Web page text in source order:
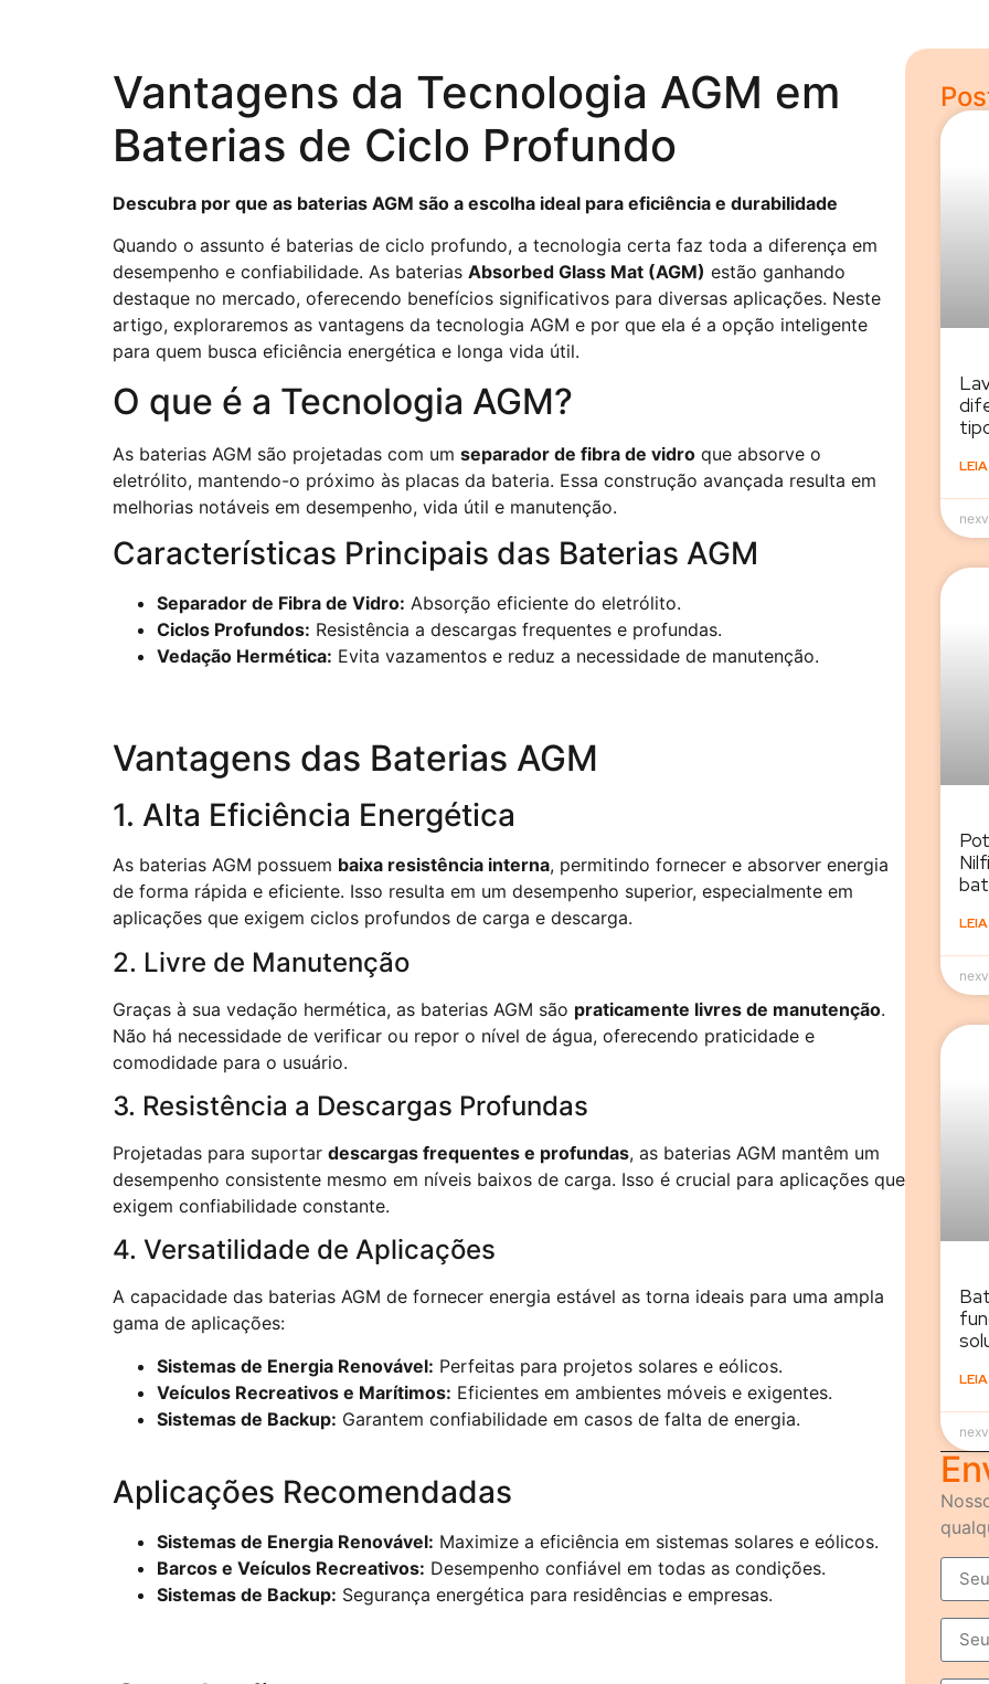
Vantagens da Tecnologia AGM em
Baterias de Ciclo Profundo
Descubra por que as baterias AGM são a escolha ideal para eficiência e durabilidade
Quando o assunto é baterias de ciclo profundo, a tecnologia certa faz toda a diferença em
desempenho e confiabilidade. As baterias Absorbed Glass Mat (AGM) estão ganhando
destaque no mercado, oferecendo benefícios significativos para diversas aplicações. Neste
artigo, exploraremos as vantagens da tecnologia AGM e por que ela é a opção inteligente
para quem busca eficiência energética e longa vida útil.
O que é a Tecnologia AGM?
As baterias AGM são projetadas com um separador de fibra de vidro que absorve o
eletrólito, mantendo-o próximo às placas da bateria. Essa construção avançada resulta em
melhorias notáveis em desempenho, vida útil e manutenção.
Características Principais das Baterias AGM
Separador de Fibra de Vidro: Absorção eficiente do eletrólito.
Ciclos Profundos: Resistência a descargas frequentes e profundas.
Vedação Hermética: Evita vazamentos e reduz a necessidade de manutenção.
Vantagens das Baterias AGM
1. Alta Eficiência Energética
As baterias AGM possuem baixa resistência interna, permitindo fornecer e absorver energia
de forma rápida e eficiente. Isso resulta em um desempenho superior, especialmente em
aplicações que exigem ciclos profundos de carga e descarga.
2. Livre de Manutenção
Graças à sua vedação hermética, as baterias AGM são praticamente livres de manutenção.
Não há necessidade de verificar ou repor o nível de água, oferecendo praticidade e
comodidade para o usuário.
3. Resistência a Descargas Profundas
Projetadas para suportar descargas frequentes e profundas, as baterias AGM mantêm um
desempenho consistente mesmo em níveis baixos de carga. Isso é crucial para aplicações que
exigem confiabilidade constante.
4. Versatilidade de Aplicações
A capacidade das baterias AGM de fornecer energia estável as torna ideais para uma ampla
gama de aplicações:
Sistemas de Energia Renovável: Perfeitas para projetos solares e eólicos.
Veículos Recreativos e Marítimos: Eficientes em ambientes móveis e exigentes.
Sistemas de Backup: Garantem confiabilidade em casos de falta de energia.
Aplicações Recomendadas
Sistemas de Energia Renovável: Maximize a eficiência em sistemas solares e eólicos.
Barcos e Veículos Recreativos: Desempenho confiável em todas as condições.
Sistemas de Backup: Segurança energética para residências e empresas.